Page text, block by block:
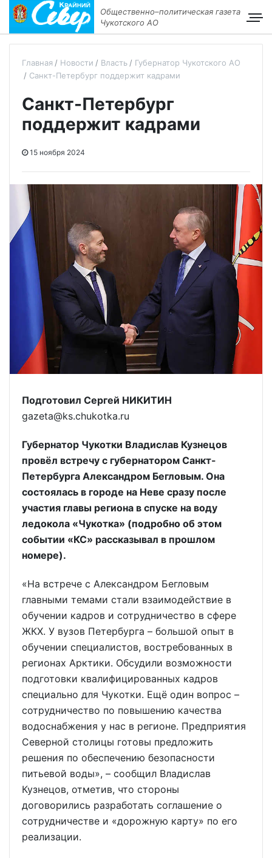
Общественно–политическая газета
Чукотского АО
Главная Новости Власть
Губернатор Чукотского АО
Санкт-Петербург поддержит кадрами
Санкт-Петербург
поддержит кадрами
15 ноября 2024
Подготовил Сергей НИКИТИН
gazeta@ks.chukotka.ru
Губернатор Чукотки Владислав Кузнецов
провёл встречу с губернатором Санкт-
Петербурга Александром Бегловым. Она
состоялась в городе на Неве сразу после
участия главы региона в спуске на воду
ледокола «Чукотка» (подробно об этом
событии «КС» рассказывал в прошлом
номере).
«На встрече c Александром Бегловым
главными темами стали взаимодействие в
обучении кадров и сотрудничество в сфере
ЖКХ. У вузов Петербурга – большой опыт в
обучении специалистов, востребованных в
регионах Арктики. Обсудили возможности
подготовки квалифицированных кадров
специально для Чукотки. Ещё один вопрос –
сотрудничество по повышению качества
водоснабжения у нас в регионе. Предприятия
Северной столицы готовы предложить
решения по обеспечению безопасности
питьевой воды», – сообщил Владислав
Кузнецов, отметив, что стороны
договорились разработать соглашение о
сотрудничестве и «дорожную карту» по его
реализации.